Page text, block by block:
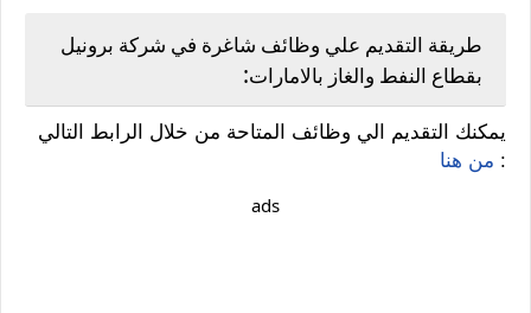
طريقة التقديم علي وظائف شاغرة في شركة برونيل
بقطاع النفط والغاز بالامارات:
يمكنك التقديم الي وظائف المتاحة من خلال الرابط التالي
: من هنا
ads